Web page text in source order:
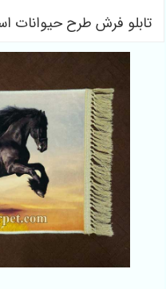
تابلو فرش طرح